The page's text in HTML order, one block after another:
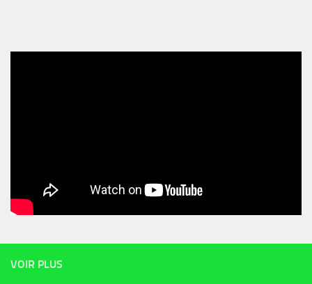
VOIR PLUS